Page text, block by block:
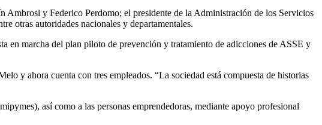
y Federico Perdomo; el presidente de la Administración de los Servicios
otras autoridades nacionales y departamentales.
en marcha del plan piloto de prevención y tratamiento de adicciones de ASSE y
y ahora cuenta con tres empleados. “La sociedad está compuesta de historias
así como a las personas emprendedoras, mediante apoyo profesional